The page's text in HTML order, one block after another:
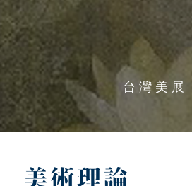
台灣美展